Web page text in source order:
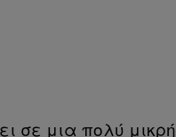
σε μια πολύ μικρή